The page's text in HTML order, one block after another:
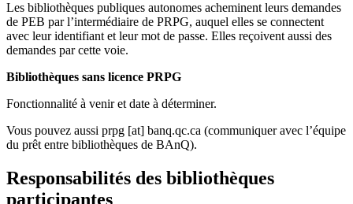
Les bibliothèques publiques autonomes acheminent leurs demandes
de PEB par l’intermédiaire de PRPG, auquel elles se connectent
avec leur identifiant et leur mot de passe. Elles reçoivent aussi des
demandes par cette voie.
Bibliothèques sans licence PRPG
Fonctionnalité à venir et date à déterminer.
Vous pouvez aussi prpg [at] banq.qc.ca (communiquer avec l’équipe
du prêt entre bibliothèques de BAnQ).
Responsabilités des bibliothèques
participantes